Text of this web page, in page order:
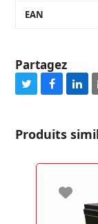
EAN
Partagez
Share
Twitter
Share
Facebook
Produits